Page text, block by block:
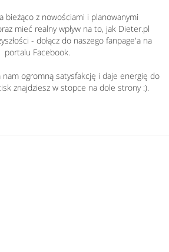
bieżąco z nowościami i planowanymi
mieć realny wpływ na to, jak Dieter.pl
- dołącz do naszego fanpage'a na
portalu Facebook.
nam ogromną satysfakcję i daje energię do
znajdziesz w stopce na dole strony :).